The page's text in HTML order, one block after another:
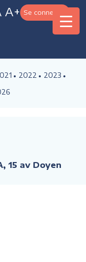
A+ Se connecter
2022
2023
15 av Doyen